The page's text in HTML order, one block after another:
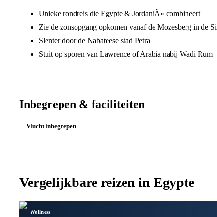
Unieke rondreis die Egypte & JordaniÃ« combineert
Zie de zonsopgang opkomen vanaf de Mozesberg in de
Slenter door de Nabateese stad Petra
Stuit op sporen van Lawrence of Arabia nabij Wadi Rum
Inbegrepen & faciliteiten
Vlucht inbegrepen
Vergelijkbare reizen in Egypte
Wellness